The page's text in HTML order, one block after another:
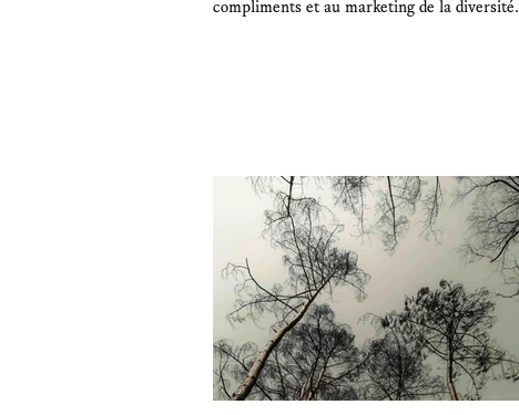
compliments et au marketing de la diversité.